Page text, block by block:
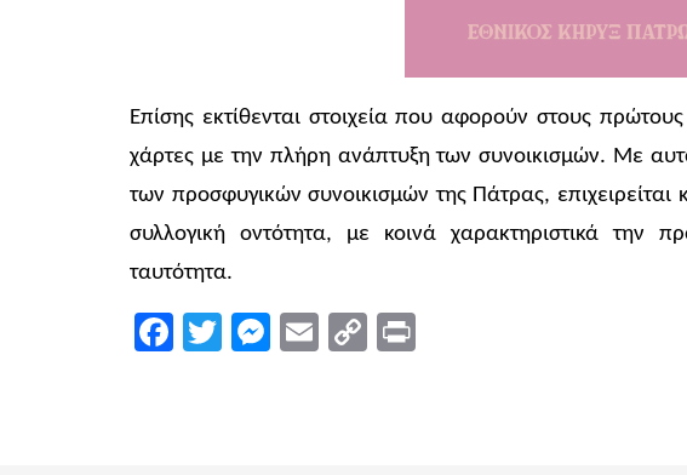
Επίσης εκτίθενται στοιχεία που αφορούν στους
χάρτες με την πλήρη ανάπτυξη των συνοικισμών. Με
των προσφυγικών συνοικισμών της Πάτρας,
συλλογική οντότητα, με κοινά χαρακτηριστικά την
ταυτότητα.
Facebook
TwitterMessenger
EmailCopy